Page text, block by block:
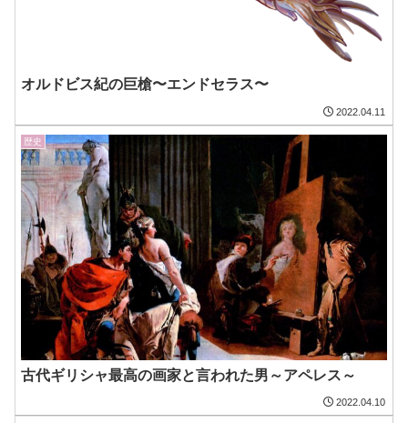
オルドビス紀の巨槍〜エンドセラス〜
2022.04.11
歴史
古代ギリシャ最高の画家と言われた男～アペレス～
2022.04.10